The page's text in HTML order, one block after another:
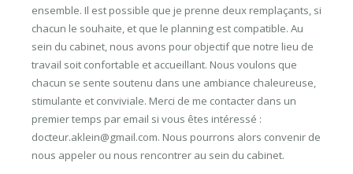
ensemble. Il est possible que je prenne deux remplaçants, si
chacun le souhaite, et que le planning est compatible. Au
sein du cabinet, nous avons pour objectif que notre lieu de
travail soit confortable et accueillant. Nous voulons que
chacun se sente soutenu dans une ambiance chaleureuse,
stimulante et conviviale. Merci de me contacter dans un
premier temps par email si vous êtes intéressé :
docteur.aklein@gmail.com. Nous pourrons alors convenir de
nous appeler ou nous rencontrer au sein du cabinet.